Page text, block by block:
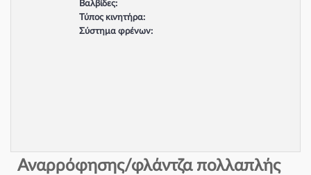
Βαλβίδες:
Τύπος κινητήρα:
Σύστημα φρένων:
Αναρρόφησης/φλάντζα πολλαπλής